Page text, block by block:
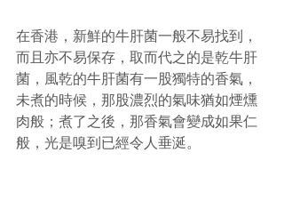
在香港，新鮮的牛肝菌一般不易找到，
而且亦不易保存，取而代之的是乾牛肝
菌，風乾的牛肝菌有一股獨特的香氣，
未煮的時候，那股濃烈的氣味猶如煙燻
肉般；煮了之後，那香氣會變成如果仁
般，光是嗅到已經令人垂涎。